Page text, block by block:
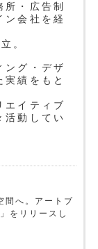
・広告制
ン会社を経
。
ング・デザ
績をもと
エイティブ
活動してい
間へ。アートブ
をリリースし